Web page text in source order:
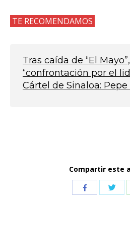
TE RECOMENDAMOS
Tras caída de “El
“confrontación por el
Cártel de Sinaloa: Pepe
Compartir este
Compartir